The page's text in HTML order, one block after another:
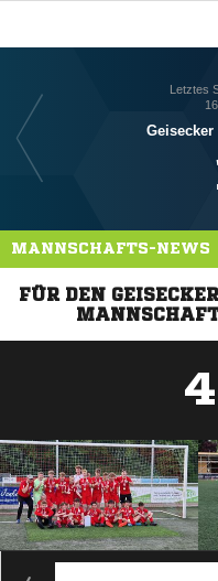
Letztes
Geisecker
MANNSCHAFTS-NEWS
FÜR DEN
4